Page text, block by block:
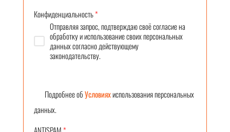
Конфиденциальность*
Отправляя запрос, подтверждаю своё согласие на
обработку и использование своих персональных
данных согласно действующему
законодательству.
Подробнее обУсловияхиспользования персональных
данных.
ANTISPAM*